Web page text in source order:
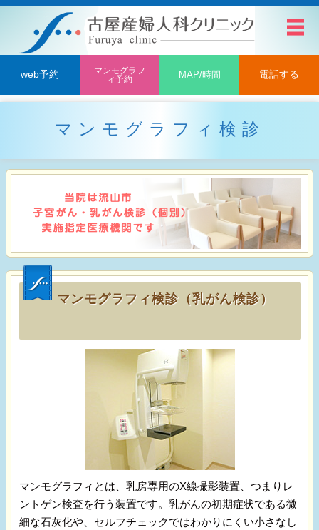
web予約
マンモグラフ
ィ予約
MAP/時間 電話する
マンモグラフィ検診
マンモグラフィ検診（乳がん検診）
マンモグラフィとは、乳房専用のX線撮影装置、つまりレ
ントゲン検査を行う装置です。乳がんの初期症状である微
細な石灰化や、セルフチェックではわかりにくい小さなし